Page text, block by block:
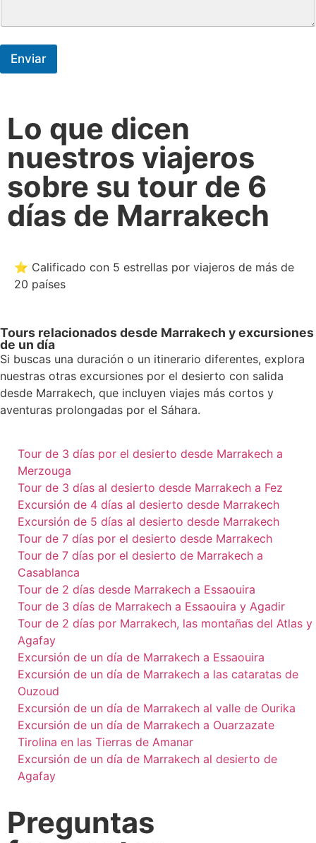
Enviar
Lo que dicen
nuestros viajeros
sobre su tour de 6
días de Marrakech
⭐ Calificado con 5 estrellas por viajeros de más de
20 países
Tours relacionados desde Marrakech y excursiones
de un día
Si buscas una duración o un itinerario diferentes, explora
nuestras otras excursiones por el desierto con salida
desde Marrakech, que incluyen viajes más cortos y
aventuras prolongadas por el Sáhara.
Tour de 3 días por el desierto desde Marrakech a
Merzouga
Tour de 3 días al desierto desde Marrakech a Fez
Excursión de 4 días al desierto desde Marrakech
Excursión de 5 días al desierto desde Marrakech
Tour de 7 días por el desierto desde Marrakech
Tour de 7 días por el desierto de Marrakech a
Casablanca
Tour de 2 días desde Marrakech a Essaouira
Tour de 3 días de Marrakech a Essaouira y Agadir
Tour de 2 días por Marrakech, las montañas del Atlas y
Agafay
Excursión de un día de Marrakech a Essaouira
Excursión de un día de Marrakech a las cataratas de
Ouzoud
Excursión de un día de Marrakech al valle de Ourika
Excursión de un día de Marrakech a Ouarzazate
Tirolina en las Tierras de Amanar
Excursión de un día de Marrakech al desierto de
Agafay
Preguntas